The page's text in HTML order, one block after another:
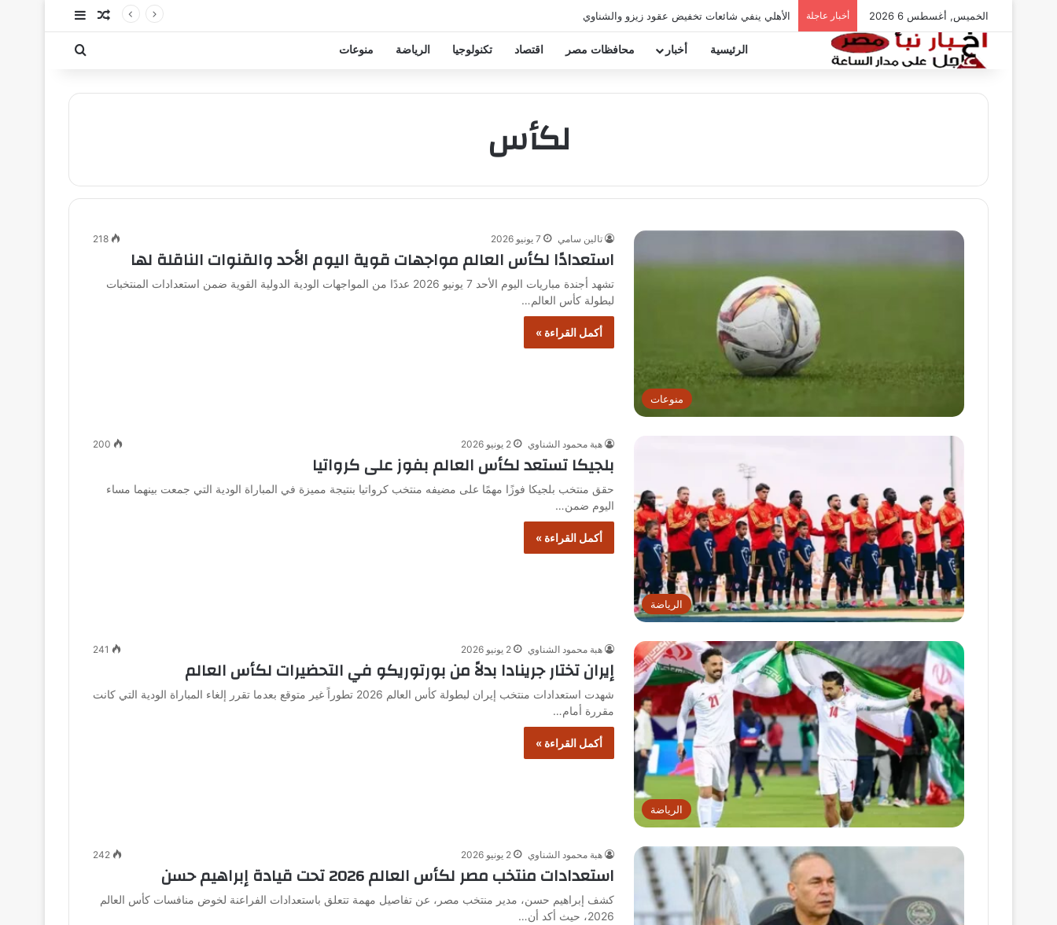
الخميس, أغسطس 6 2026 أخبار عاجلة الأهلي ينفي شائعات تخفيض عقود زيزو والشناوي مقال عشوائي
إضافة عمود
الرئيسية أخبار محافظات مصر اقتصاد تكنولوجيا الرياضة منوعات بحث عن
لكأس
منوعات
تالين سامي 7 يونيو 2026 218
استعدادًا لكأس العالم مواجهات قوية اليوم الأحد والقنوات الناقلة لها
تشهد أجندة مباريات اليوم الأحد 7 يونيو 2026 عددًا من المواجهات الودية الدولية القوية ضمن استعدادات المنتخبات
لبطولة كأس العالم…
أكمل القراءة »
الرياضة
هبة محمود الشناوي 2 يونيو 2026 200
بلجيكا تستعد لكأس العالم بفوز على كرواتيا
حقق منتخب بلجيكا فوزًا مهمًا على مضيفه منتخب كرواتيا بنتيجة مميزة في المباراة الودية التي جمعت بينهما مساء
اليوم ضمن…
أكمل القراءة »
الرياضة
هبة محمود الشناوي 2 يونيو 2026 241
إيران تختار جرينادا بدلاً من بورتوريكو في التحضيرات لكأس العالم
شهدت استعدادات منتخب إيران لبطولة كأس العالم 2026 تطوراً غير متوقع بعدما تقرر إلغاء المباراة الودية التي كانت
مقررة أمام…
أكمل القراءة »
هبة محمود الشناوي 2 يونيو 2026 242
استعدادات منتخب مصر لكأس العالم 2026 تحت قيادة إبراهيم حسن
كشف إبراهيم حسن، مدير منتخب مصر، عن تفاصيل مهمة تتعلق باستعدادات الفراعنة لخوض منافسات كأس العالم
2026، حيث أكد أن…